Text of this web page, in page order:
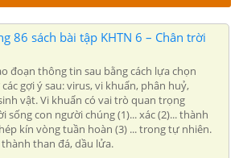
86 sách bài tập KHTN 6 – Chân trời
đoạn thông tin sau bằng cách lựa chọn
gợi ý sau: virus, vi khuẩn, phân huỷ,
vật. Vi khuẩn có vai trò quan trọng
con người chúng (1)... xác (2)... thành
kín vòng tuần hoàn (3) ... trong tự nhiên.
than đá, dầu lửa.